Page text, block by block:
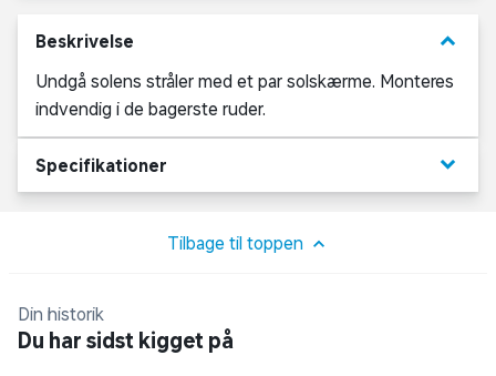
Beskrivelse keyboard_arrow_down
Undgå solens stråler med et par solskærme. Monteres
indvendig i de bagerste ruder.
Specifikationer keyboard_arrow_down
Tilbage til toppen
Din historik
Du har sidst kigget på